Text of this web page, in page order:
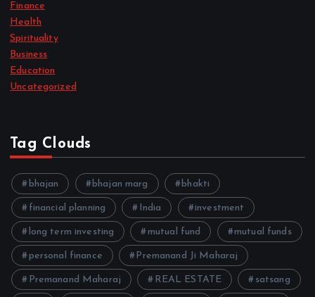
Finance
Health
Spirituality
Business
Education
Uncategorized
Tag Clouds
bhajan bhajan marg bhakti
financial planning India investment
long term investing mutual fund mutual funds
personal finance Premanand Ji Maharaj
Premanand Maharaj REAL ESTATE satsang